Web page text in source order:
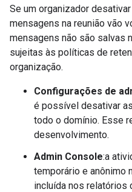
Se um organizador
mensagens na reunião vão
mensagens não são salvas
sujeitas às políticas de
organização.
Configurações de
é possível desativar
todo o domínio. Esse
desenvolvimento.
Admin Console:a
temporário e anônimo
incluída nos relatórios